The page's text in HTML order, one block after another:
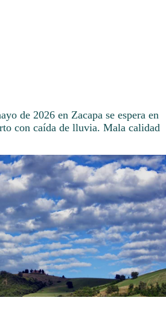
de 2026 en Zacapa se espera en
con caída de lluvia. Mala calidad